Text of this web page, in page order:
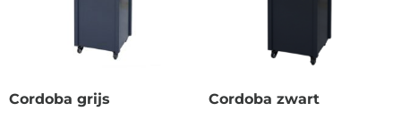
Cordoba grijs
Cordoba zwart